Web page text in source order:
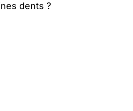
dents ?